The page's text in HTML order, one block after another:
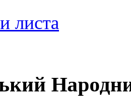
листа